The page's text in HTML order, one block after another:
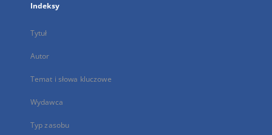
Indeksy
Tytuł
Autor
Temat i słowa kluczowe
Wydawca
Typ zasobu